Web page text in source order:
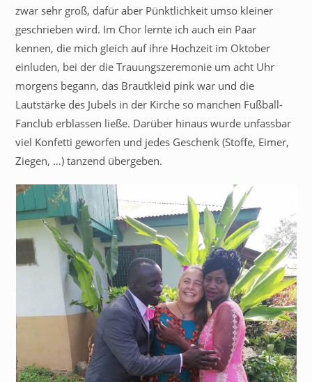
zwar sehr groß, dafür aber Pünktlichkeit umso kleiner
geschrieben wird. Im Chor lernte ich auch ein Paar
kennen, die mich gleich auf ihre Hochzeit im Oktober
einluden, bei der die Trauungszeremonie um acht Uhr
morgens begann, das Brautkleid pink war und die
Lautstärke des Jubels in der Kirche so manchen Fußball-
Fanclub erblassen ließe. Darüber hinaus wurde unfassbar
viel Konfetti geworfen und jedes Geschenk (Stoffe, Eimer,
Ziegen, …) tanzend übergeben.